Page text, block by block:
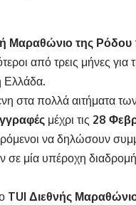
Μαραθώνιο της Ρόδου
από τρεις μήνες
Ελλάδα.
στα πολλά αιτήματα
μέχρι τις 28
να δηλώσουν
σε μία υπέροχη
TUI Διεθνής